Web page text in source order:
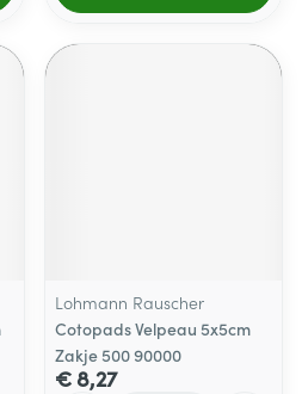
Lohmann Rauscher
Cotopads Velpeau 5x5cm
Zakje 500 90000
€ 8,27